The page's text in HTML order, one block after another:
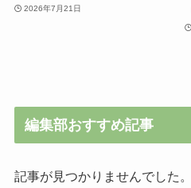
2026年7月21日
編集部おすすめ記事
記事が見つかりませんでした。